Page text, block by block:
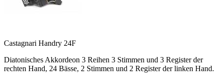
Castagnari Handry 24F
Diatonisches Akkordeon 3 Reihen 3 Stimmen und 3 Register der
rechten Hand, 24 Bässe, 2 Stimmen und 2 Register der linken Hand.